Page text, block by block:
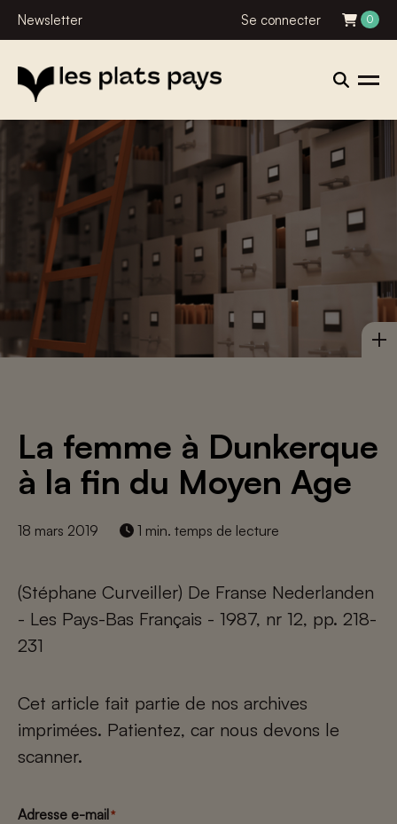
Newsletter Se connecter 0
La femme à Dunkerque
à la fin du Moyen Age
18 mars 2019 1 min. temps de lecture
(Stéphane Curveiller) De Franse Nederlanden
- Les Pays-Bas Français - 1987, nr 12, pp. 218-
231
Cet article fait partie de nos archives
imprimées. Patientez, car nous devons le
scanner.
Adresse e-mail*